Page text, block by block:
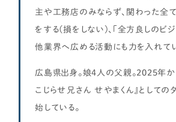
主や工務店のみならず、関わった全
をする(損をしない)、「全方良しのビ
他業界へ広める活動にも力を入れてい
広島県出身。娘4人の父親。2025年か
こじらせ兄さん せやまくん』としての
始している。